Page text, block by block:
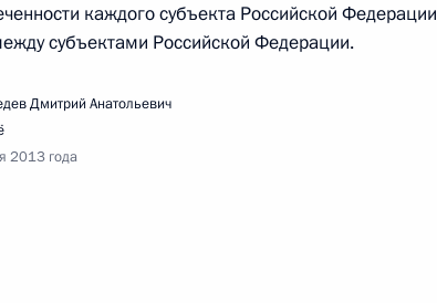
каждого субъекта Российской Федерации
субъектами Российской Федерации.
Дмитрий Анатольевич
2013 года